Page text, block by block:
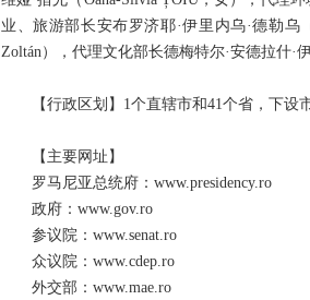
业、旅游部长安布罗济耶·伊里内乌·德勒乌
Zoltán），代理文化部长德梅特尔·安德拉什·
【行政区划】1个直辖市和41个省，下设
【主要网址】
罗马尼亚总统府：www.presidency.ro
政府：www.gov.ro
参议院：www.senat.ro
众议院：www.cdep.ro
外交部：www.mae.ro